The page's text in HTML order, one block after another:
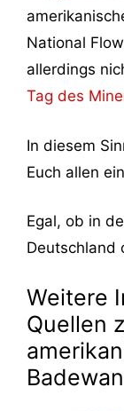
National
allerdings
Tag des
In diesem
Euch allen
Egal, ob in
Deutschland
Weitere
Quellen